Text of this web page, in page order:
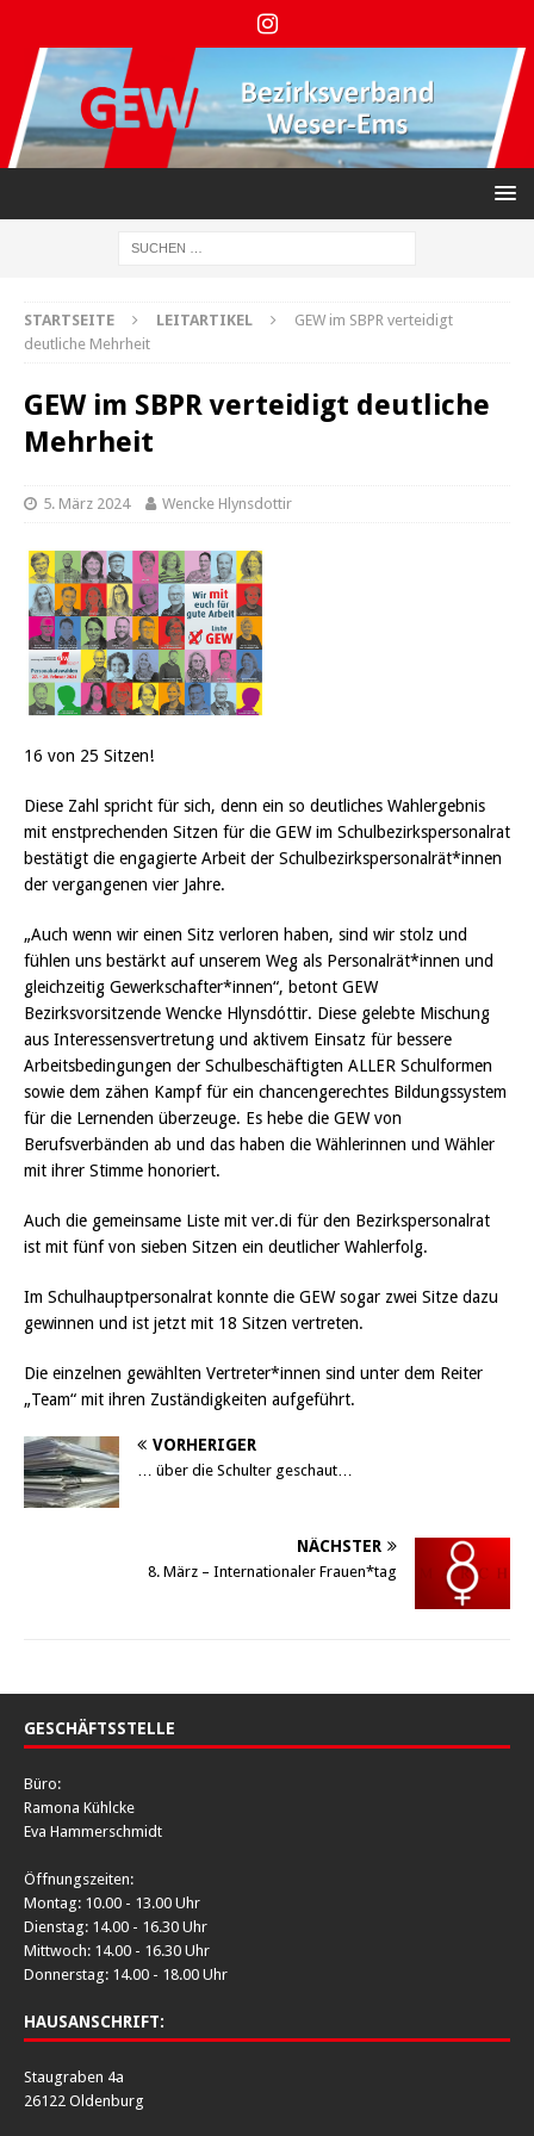
STARTSEITE LEITARTIKEL
GEW im SBPR verteidigt
deutliche Mehrheit
GEW im SBPR verteidigt deutliche
Mehrheit
5. März 2024 Wencke Hlynsdottir
16 von 25 Sitzen!
Diese Zahl spricht für sich, denn ein so deutliches Wahlergebnis
mit enstprechenden Sitzen für die GEW im Schulbezirkspersonalrat
bestätigt die engagierte Arbeit der Schulbezirkspersonalrät*innen
der vergangenen vier Jahre.
„Auch wenn wir einen Sitz verloren haben, sind wir stolz und
fühlen uns bestärkt auf unserem Weg als Personalrät*innen und
gleichzeitig Gewerkschafter*innen“, betont GEW
Bezirksvorsitzende Wencke Hlynsdóttir. Diese gelebte Mischung
aus Interessensvertretung und aktivem Einsatz für bessere
Arbeitsbedingungen der Schulbeschäftigten ALLER Schulformen
sowie dem zähen Kampf für ein chancengerechtes Bildungssystem
für die Lernenden überzeuge. Es hebe die GEW von
Berufsverbänden ab und das haben die Wählerinnen und Wähler
mit ihrer Stimme honoriert.
Auch die gemeinsame Liste mit ver.di für den Bezirkspersonalrat
ist mit fünf von sieben Sitzen ein deutlicher Wahlerfolg.
Im Schulhauptpersonalrat konnte die GEW sogar zwei Sitze dazu
gewinnen und ist jetzt mit 18 Sitzen vertreten.
Die einzelnen gewählten Vertreter*innen sind unter dem Reiter
„Team“ mit ihren Zuständigkeiten aufgeführt.
VORHERIGER
… über die Schulter geschaut…
NÄCHSTER
8. März – Internationaler Frauen*tag
GESCHÄFTSSTELLE
Büro:
Ramona Kühlcke
Eva Hammerschmidt
Öffnungszeiten:
Montag: 10.00 - 13.00 Uhr
Dienstag: 14.00 - 16.30 Uhr
Mittwoch: 14.00 - 16.30 Uhr
Donnerstag: 14.00 - 18.00 Uhr
HAUSANSCHRIFT:
Staugraben 4a
26122 Oldenburg